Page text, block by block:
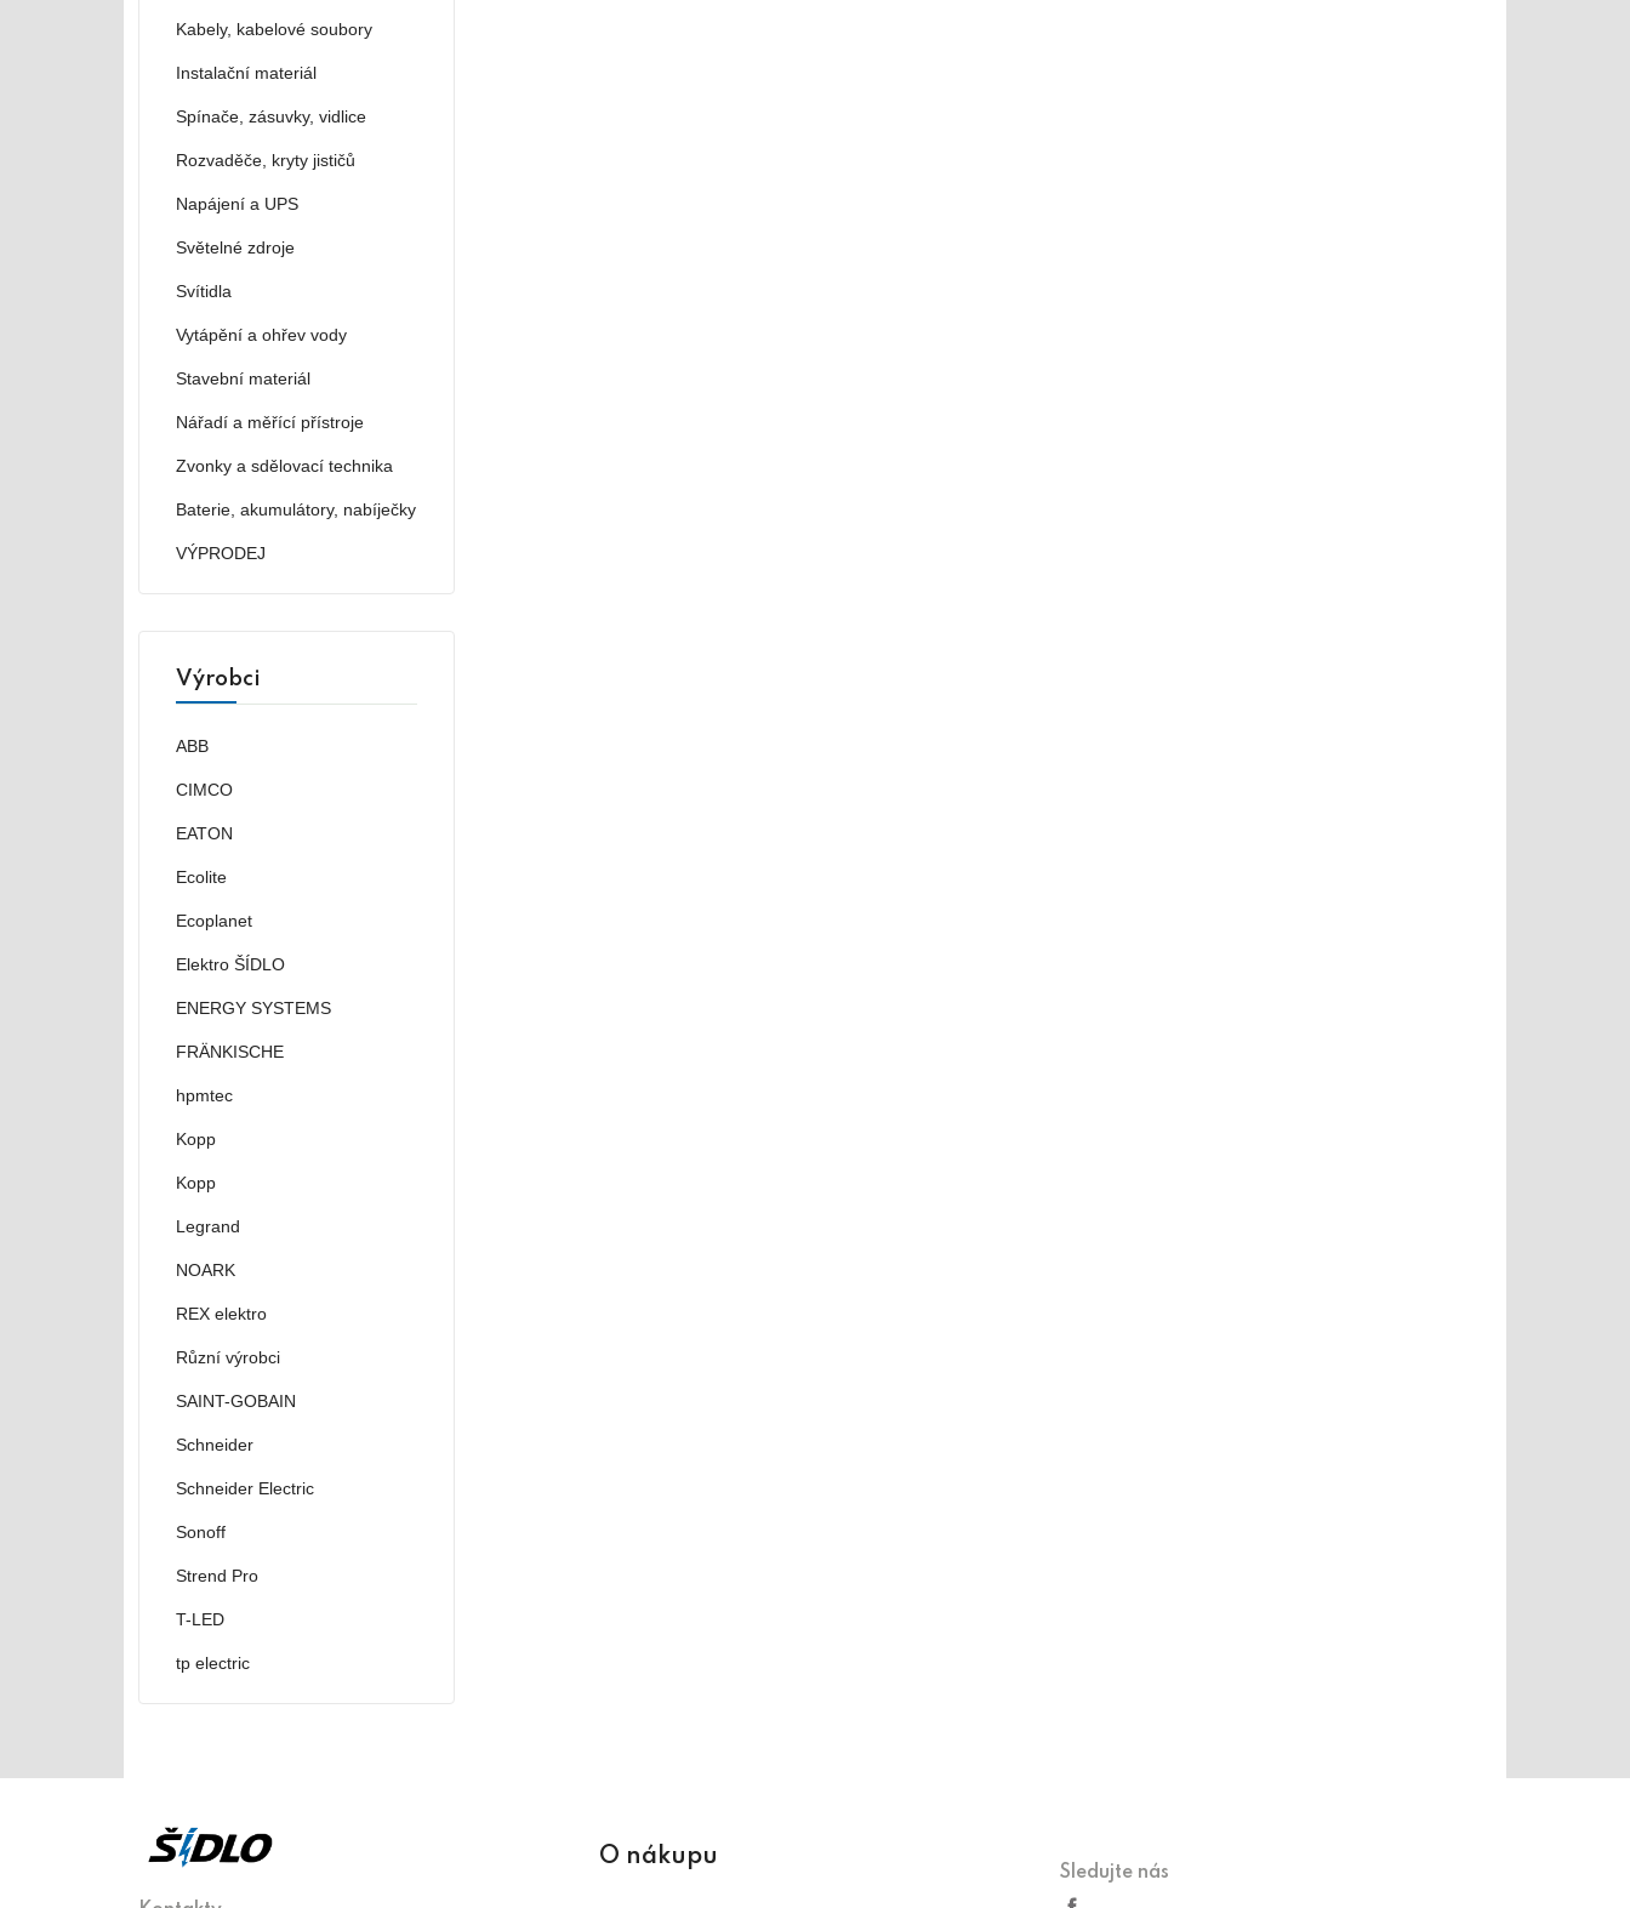
Kabely, kabelové soubory
Instalační materiál
Spínače, zásuvky, vidlice
Rozvaděče, kryty jističů
Napájení a UPS
Světelné zdroje
Svítidla
Vytápění a ohřev vody
Stavební materiál
Nářadí a měřící přístroje
Zvonky a sdělovací technika
Baterie, akumulátory, nabíječky
VÝPRODEJ
Výrobci
ABB
CIMCO
EATON
Ecolite
Ecoplanet
Elektro ŠÍDLO
ENERGY SYSTEMS
FRÄNKISCHE
hpmtec
Kopp
Kopp
Legrand
NOARK
REX elektro
Různí výrobci
SAINT-GOBAIN
Schneider
Schneider Electric
Sonoff
Strend Pro
T-LED
tp electric
O nákupu
Sledujte nás